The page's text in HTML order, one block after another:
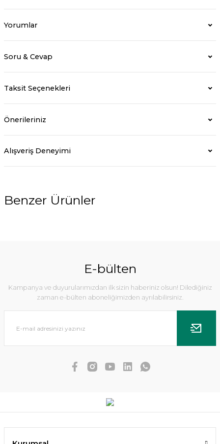
Yorumlar
Soru & Cevap
Taksit Seçenekleri
Önerileriniz
Alışveriş Deneyimi
Benzer Ürünler
Hygrophila difformis red EX VITRO
83,28 TL
E-bülten
Kampanya ve duyurularımızdan ilk sizin haberiniz olsun! Dilediğiniz
zaman e-bülten aboneliğimizden ayrılabilirsiniz.